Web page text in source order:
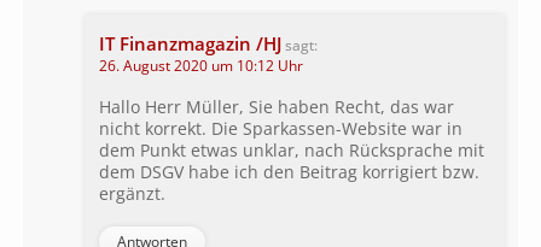
IT Finanzmagazin /HJsagt:
26. August 2020 um 10:12 Uhr
Hallo Herr Müller, Sie haben Recht, das war
nicht korrekt. Die Sparkassen-Website war in
dem Punkt etwas unklar, nach Rücksprache mit
dem DSGV habe ich den Beitrag korrigiert bzw.
ergänzt.
Antworten